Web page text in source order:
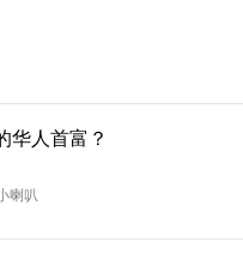
华人首富？
喇叭